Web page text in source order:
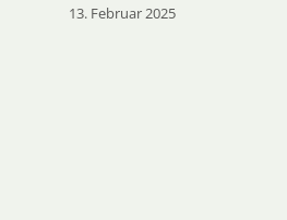
13. Februar 2025